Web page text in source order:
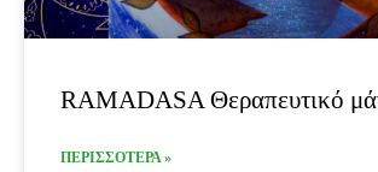
RAMADASA Θεραπευτικό
ΠΕΡΙΣΣΟΤΕΡΑ »